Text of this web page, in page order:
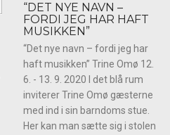
“DET NYE NAVN –
FORDI JEG HAR HAFT
MUSIKKEN”
“Det nye navn – fordi jeg har
haft musikken” Trine Omø 12.
6. - 13. 9. 2020 I det blå rum
inviterer Trine Omø gæsterne
med ind i sin barndoms stue.
Her kan man sætte sig i stolen